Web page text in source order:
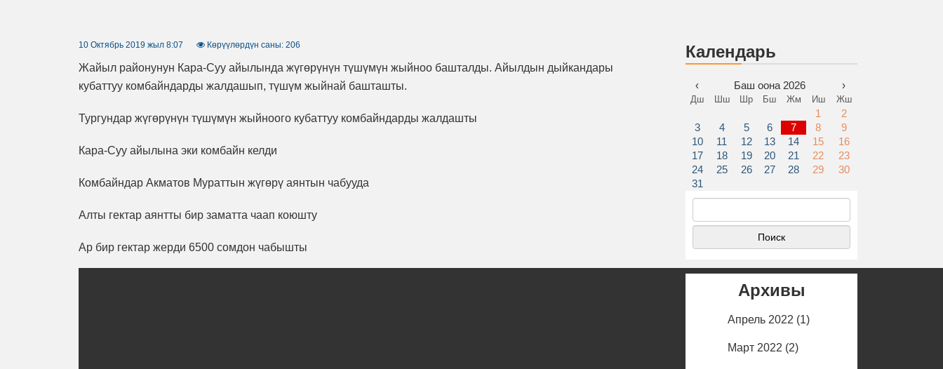
10 Октябрь 2019 жыл 8:07 Көрүүлөрдүн саны: 206
Жайыл районунун Кара-Суу айылында жүгөрүнүн түшүмүн жыйноо башталды. Айылдын дыйкандары
кубаттуу комбайндарды жалдашып, түшүм жыйнай башташты.
Тургундар жүгөрүнүн түшүмүн жыйноого кубаттуу комбайндарды жалдашты
Кара-Суу айылына эки комбайн келди
Комбайндар Акматов Мураттын жүгөрү аянтын чабууда
Алты гектар аянтты бир заматта чаап коюшту
Ар бир гектар жерди 6500 сомдон чабышты
Календарь
‹ Баш оона 2026 ›
Дш Шш Шр Бш Жм Иш Жш
1
2
3
4 5 6 7 8
9
10
11 12 13 14 15
16
17
18 19 20 21 22
23
24
25 26 27 28 29
30
31
Найти:
Архивы
Апрель 2022 (1)
Март 2022 (2)